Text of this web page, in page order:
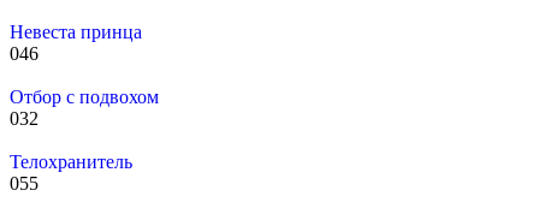
Невеста принца
046
Отбор с подвохом
032
Телохранитель
055